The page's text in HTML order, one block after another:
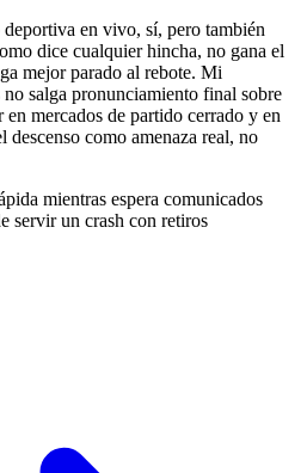
en vivo, sí, pero también
dice cualquier hincha, no gana el
mejor parado al rebote. Mi
salga pronunciamiento final sobre
mercados de partido cerrado y en
descenso como amenaza real, no
mientras espera comunicados
servir un crash con retiros